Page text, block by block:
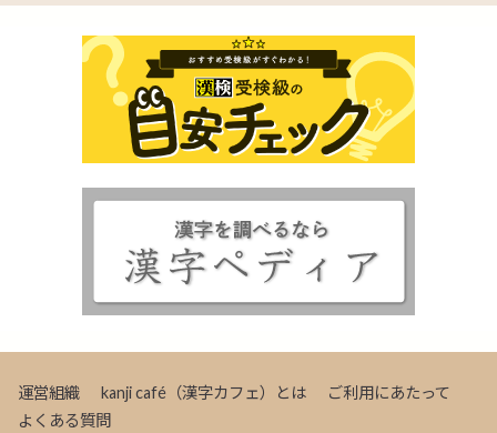
運営組織 kanji café（漢字カフェ）とは
ご利用にあたって
よくある質問